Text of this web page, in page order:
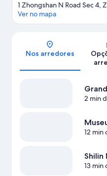
1 Zhongshan N Road Sec 4,
Ver no mapa
Nos arredores
2 min
12 min
Shilin
13 min